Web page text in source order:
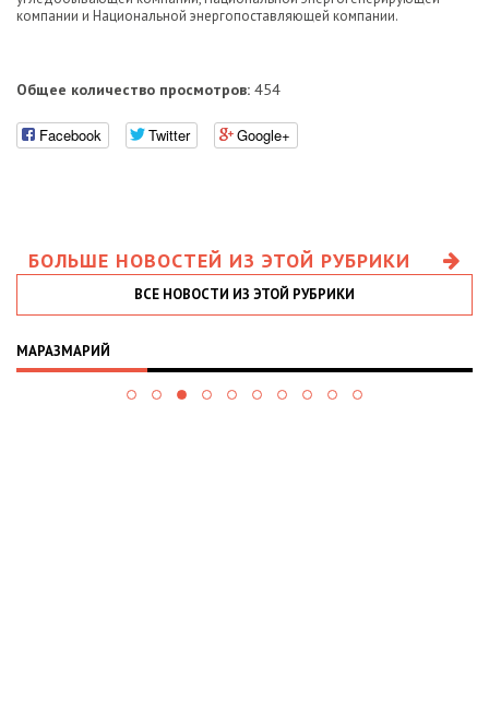
компании и Национальной энергопоставляющей компании.
Общее количество просмотров: 454
Facebook Twitter Google+
БОЛЬШЕ НОВОСТЕЙ ИЗ ЭТОЙ РУБРИКИ
ВСЕ НОВОСТИ ИЗ ЭТОЙ РУБРИКИ
МАРАЗМАРИЙ